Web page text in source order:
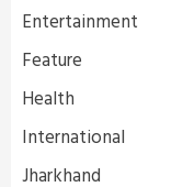
Entertainment
Feature
Health
International
Jharkhand